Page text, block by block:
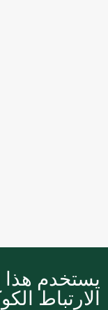
يستخدم هذا
الارتباط